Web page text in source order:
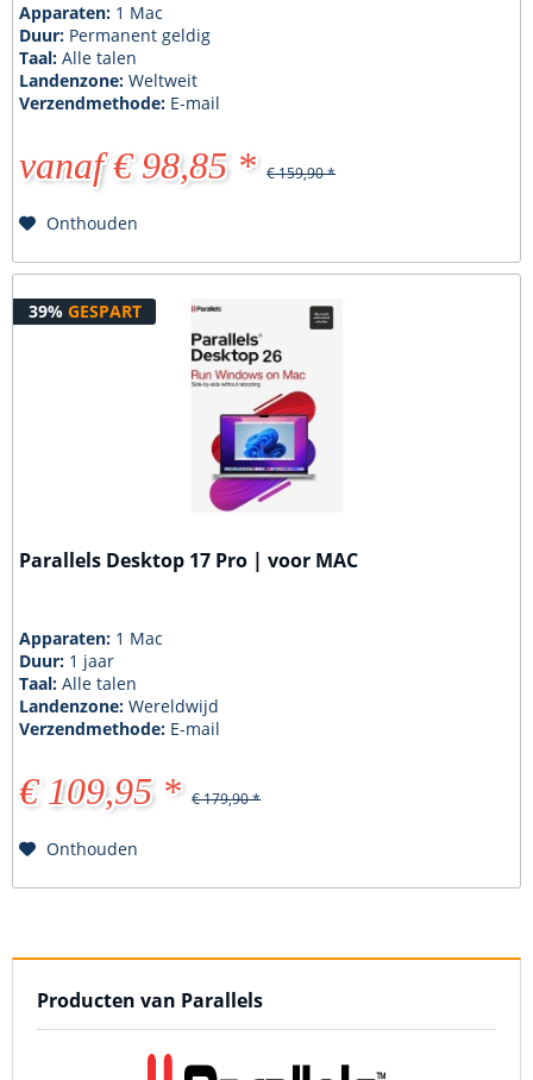
Apparaten: 1 Mac
Duur: Permanent geldig
Taal:Alle talen
Landenzone:Weltweit
Verzendmethode: E-mail
vanaf € 98,85 * € 159,90 *
Onthouden
39% GESPART
Parallels Desktop 17 Pro | voor MAC
Apparaten: 1 Mac
Duur: 1 jaar
Taal:Alle talen
Landenzone:Wereldwijd
Verzendmethode: E-mail
€ 109,95 * € 179,90 *
Onthouden
Producten van Parallels